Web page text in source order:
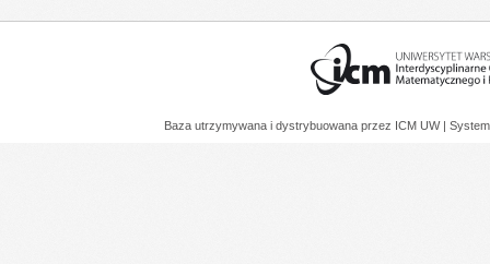
Baza utrzymywana i dystrybuowana przez ICM UW |